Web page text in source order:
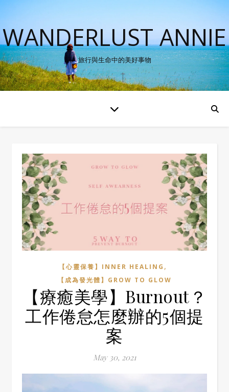
WANDERLUST ANNIE
旅行與生命中的美好事物
【心靈保養】INNER HEALING ,
【成為發光體】GROW TO GLOW
【療癒美學】Burnout？
工作倦怠怎麼辦的5個提
案
May 30, 2021